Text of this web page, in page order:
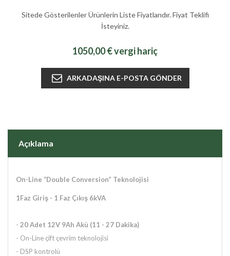
Sitede Gösterilenler Ürünlerin Liste Fiyatlarıdır. Fiyat Teklifi
İsteyiniz.
1050,00 € vergi hariç
Açıklama
On-Line “Double Conversion” Teknolojisi
1Faz Giriş - 1 Faz Çıkış 6kVA
- 20 Adet 12V 9Ah Akü (11 - 27 Dakika)
- On-Line çift çevrim teknolojisi
- DSP kontrolü